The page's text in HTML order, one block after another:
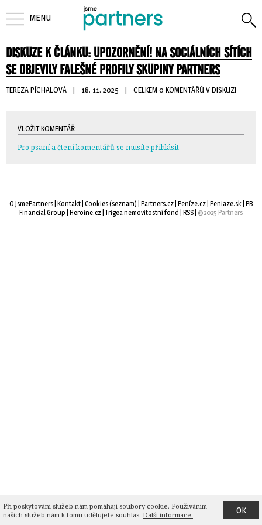
DISKUZE K ČLÁNKU: UPOZORNĚNÍ! NA SOCIÁLNÍCH SÍTÍCH
SE OBJEVILY FALEŠNÉ PROFILY SKUPINY PARTNERS
TEREZA PÍCHALOVÁ | 18. 11. 2025 | CELKEM 0 KOMENTÁŘŮ V DISKUZI
VLOŽIT KOMENTÁŘ
Pro psaní a čtení komentářů se musíte přihlásit
MENU
O JsmePartners| Kontakt| Cookies(seznam) | Partners.cz| Peníze.cz| Peniaze.sk| PB
Financial Group | Heroine.cz| Trigea nemovitostní fond | RSS| ©2025 Partners
Při poskytování služeb nám pomáhají soubory cookie. Používáním
našich služeb nám k tomu udělujete souhlas. Další informace. OK